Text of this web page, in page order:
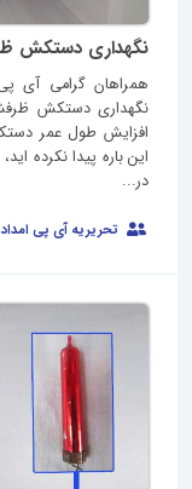
نگهداری دستکش
همراهان گرامی آی پی
نگهداری دستکش
افزایش طول عمر
این باره پیدا نکرده
در...
تحریریه آی پی امداد